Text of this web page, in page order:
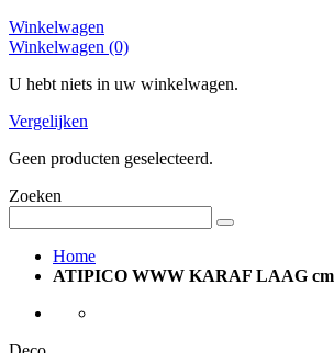
Winkelwagen
Winkelwagen (0)
U hebt niets in uw winkelwagen.
Vergelijken
Geen producten geselecteerd.
Zoeken
Home
ATIPICO WWW KARAF LAAG